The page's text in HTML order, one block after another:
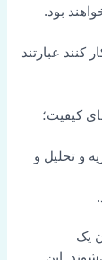
بود.
کنند عبارتند
کیفیت؛
و تحلیل و
یک